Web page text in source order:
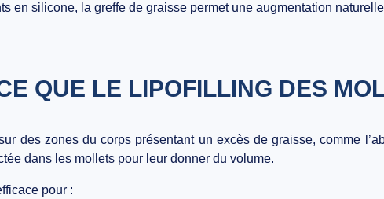
en silicone, la greffe de graisse permet une augmentation
QUE LE LIPOFILLING DES
des zones du corps présentant un excès de graisse, comme
dans les mollets pour leur donner du volume.
pour :